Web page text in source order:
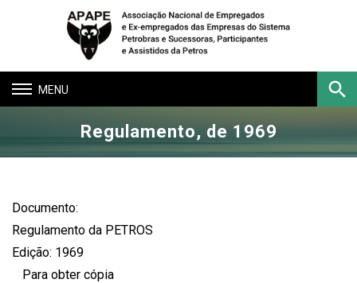
Toggle
navigation
Regulamento, de 1969
Documento:
Regulamento da PETROS
Edição: 1969
Para obter cópia